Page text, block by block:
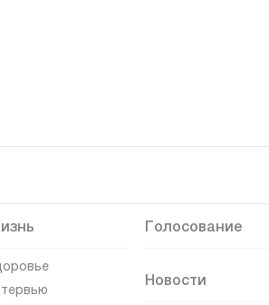
Голосование
Новости